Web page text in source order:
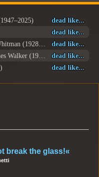
dead like...
dead like...
dead like...
dead like...
dead like...
break the glass!«